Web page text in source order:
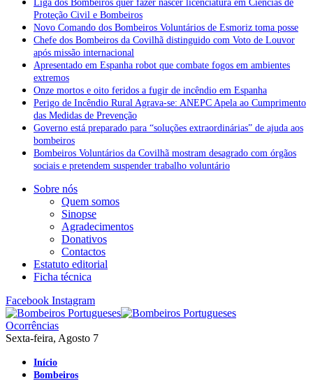
Liga dos Bombeiros quer fazer nascer licenciatura em Ciências de
Proteção Civil e Bombeiros
Novo Comando dos Bombeiros Voluntários de Esmoriz toma posse
Chefe dos Bombeiros da Covilhã distinguido com Voto de Louvor
após missão internacional
Apresentado em Espanha robot que combate fogos em ambientes
extremos
Onze mortos e oito feridos a fugir de incêndio em Espanha
Perigo de Incêndio Rural Agrava-se: ANEPC Apela ao Cumprimento
das Medidas de Prevenção
Governo está preparado para “soluções extraordinárias” de ajuda aos
bombeiros
Bombeiros Voluntários da Covilhã mostram desagrado com órgãos
sociais e pretendem suspender trabalho voluntário
Sobre nós
Quem somos
Sinopse
Agradecimentos
Donativos
Contactos
Estatuto editorial
Ficha técnica
Facebook Instagram
Ocorrências
Sexta-feira, Agosto 7
Início
Bombeiros